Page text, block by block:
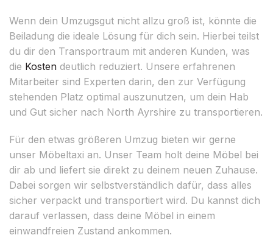
Wenn dein Umzugsgut nicht allzu groß ist, könnte die
Beiladung die ideale Lösung für dich sein. Hierbei teilst
du dir den Transportraum mit anderen Kunden, was
die Kosten deutlich reduziert. Unsere erfahrenen
Mitarbeiter sind Experten darin, den zur Verfügung
stehenden Platz optimal auszunutzen, um dein Hab
und Gut sicher nach North Ayrshire zu transportieren.
Für den etwas größeren Umzug bieten wir gerne
unser Möbeltaxi an. Unser Team holt deine Möbel bei
dir ab und liefert sie direkt zu deinem neuen Zuhause.
Dabei sorgen wir selbstverständlich dafür, dass alles
sicher verpackt und transportiert wird. Du kannst dich
darauf verlassen, dass deine Möbel in einem
einwandfreien Zustand ankommen.